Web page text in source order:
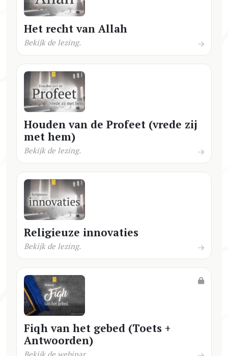
Het recht van Allah
Bekijk de lezing.
Houden van de Profeet (vrede zij
met hem)
Bekijk de lezing.
Religieuze innovaties
Bekijk de lezing.
Fiqh van het gebed (Toets +
Antwoorden)
Bekijk de webinar.